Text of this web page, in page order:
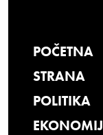
POČETNA
STRANA
POLITIKA